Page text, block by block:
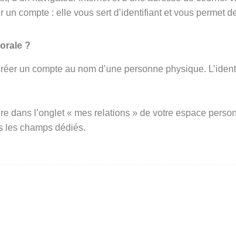
compte : elle vous sert d’identifiant et vous permet
?
un compte au nom d’une personne physique.
dans l’onglet « mes relations » de votre espace
les champs dédiés.